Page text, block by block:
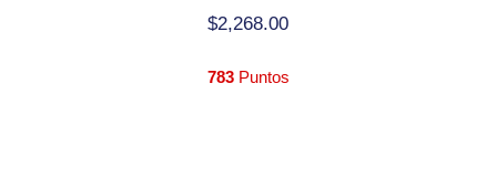
$2,268.00
783Puntos